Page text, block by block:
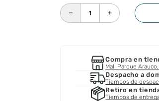
＋
－
Compra en
Mall Parque
Despacho a
Tiempos de
Retiro en
Tiempos de